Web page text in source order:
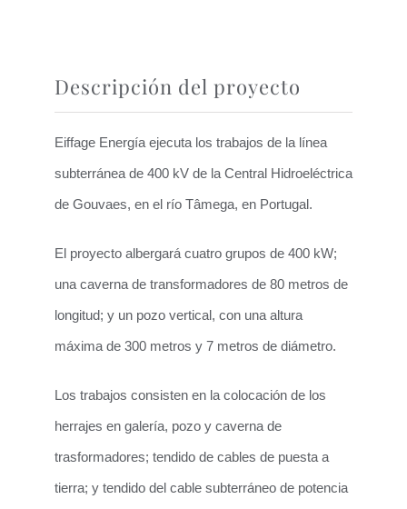
Descripción del proyecto
Eiffage Energía ejecuta los trabajos de la línea
subterránea de 400 kV de la Central Hidroeléctrica
de Gouvaes, en el río Tâmega, en Portugal.
El proyecto albergará cuatro grupos de 400 kW;
una caverna de transformadores de 80 metros de
longitud; y un pozo vertical, con una altura
máxima de 300 metros y 7 metros de diámetro.
Los trabajos consisten en la colocación de los
herrajes en galería, pozo y caverna de
trasformadores; tendido de cables de puesta a
tierra; y tendido del cable subterráneo de potencia